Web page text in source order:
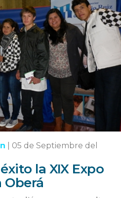
05 de Septiembre del
la XIX Expo
Oberá